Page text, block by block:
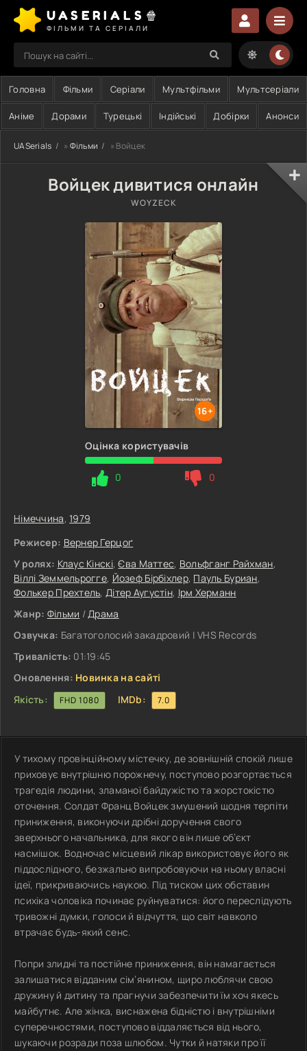
UASERIALS🍿
ФІЛЬМИ ТА СЕРІАЛИ
Головна Фільми Серіали Мультфільми Мультсеріали
Аніме Дорами Турецькі Індійські Добірки Анонси
UASerials » Фільми » Войцек
Войцек дивитися онлайн
WOYZECK
16+
Оцінка користувачів
0 0
Німеччина,1979
Режисер: Вернер Герцоґ
У ролях: Клаус Кінскі,Єва Маттес, Вольфганг Райхман,
Віллі Земмельрогге, Йозеф Бірбіхлер, Пауль Буриан,
Фолькер Прехтель,Дітер Аугустін, Ірм Херманн
Жанр: Фільми /Драма
Озвучка: Багатоголосий закадровий | VHS Records
Тривалість: 01:19:45
Оновлення: Новинка на сайті
Якість:
FHD 1080 IMDb: 7.0
У тихому провінційному містечку, де зовнішній спокій лише
приховує внутрішню порожнечу, поступово розгортається
трагедія людини, зламаної байдужістю та жорстокістю
оточення. Солдат Франц Войцек змушений щодня терпіти
приниження, виконуючи дрібні доручення свого
зверхнього начальника, для якого він лише об’єкт
насмішок. Водночас місцевий лікар використовує його як
піддослідного, безжально випробовуючи на ньому власні
ідеї, прикриваючись наукою. Під тиском цих обставин
психіка чоловіка починає руйнуватися: його переслідують
тривожні думки, голоси й відчуття, що світ навколо
втрачає будь-який сенс.
Попри злидні та постійне приниження, він намагається
залишатися відданим сім’янином, щиро люблячи свою
дружину й дитину та прагнучи забезпечити їм хоч якесь
майбутнє. Але жінка, виснажена бідністю і внутрішніми
суперечностями, поступово віддаляється від нього,
шукаючи розради поза шлюбом. Чутки й натяки про її